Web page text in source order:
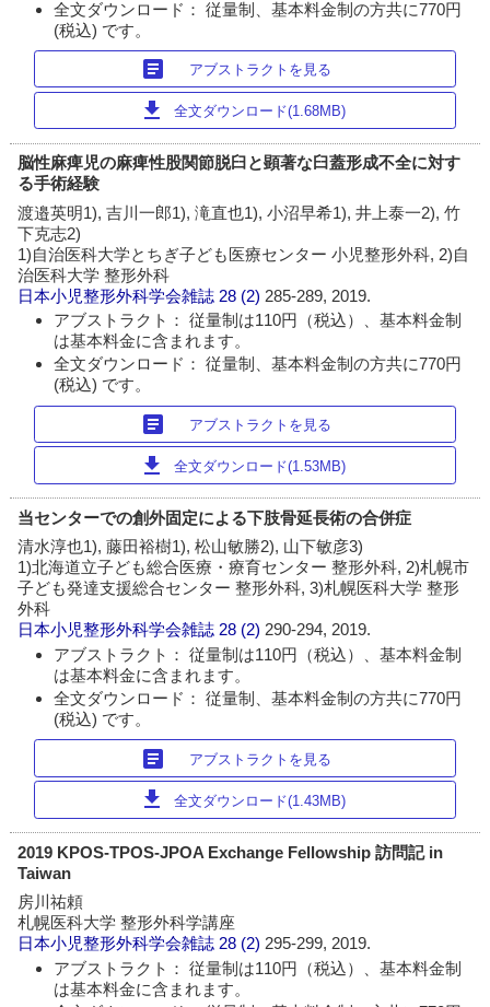
全文ダウンロード： 従量制、基本料金制の方共に770円
(税込) です。
article アブストラクトを見る
download 全文ダウンロード(1.68MB)
脳性麻痺児の麻痺性股関節脱臼と顕著な臼蓋形成不全に対す
る手術経験
渡邉英明1), 吉川一郎1), 滝直也1), 小沼早希1), 井上泰一2), 竹
下克志2)
1)自治医科大学とちぎ子ども医療センター 小児整形外科, 2)自
治医科大学 整形外科
日本小児整形外科学会雑誌 28 (2) 285-289, 2019.
アブストラクト： 従量制は110円（税込）、基本料金制
は基本料金に含まれます。
全文ダウンロード： 従量制、基本料金制の方共に770円
(税込) です。
article アブストラクトを見る
download 全文ダウンロード(1.53MB)
当センターでの創外固定による下肢骨延長術の合併症
清水淳也1), 藤田裕樹1), 松山敏勝2), 山下敏彦3)
1)北海道立子ども総合医療・療育センター 整形外科, 2)札幌市
子ども発達支援総合センター 整形外科, 3)札幌医科大学 整形
外科
日本小児整形外科学会雑誌 28 (2)290-294, 2019.
アブストラクト： 従量制は110円（税込）、基本料金制
は基本料金に含まれます。
全文ダウンロード： 従量制、基本料金制の方共に770円
(税込) です。
article アブストラクトを見る
download 全文ダウンロード(1.43MB)
2019 KPOS-TPOS-JPOA Exchange Fellowship 訪問記 in
Taiwan
房川祐頼
札幌医科大学 整形外科学講座
日本小児整形外科学会雑誌 28 (2) 295-299, 2019.
アブストラクト： 従量制は110円（税込）、基本料金制
は基本料金に含まれます。